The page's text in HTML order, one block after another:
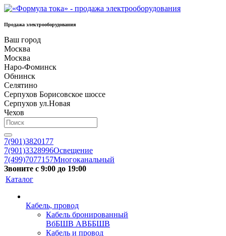
Продажа электрооборудования
Ваш город
Москва
Москва
Наро-Фоминск
Обнинск
Селятино
Серпухов Борисовское шоссе
Серпухов ул.Новая
Чехов
7(901)3820177
7(901)3328996Освещение
7(499)7077157Многоканальный
Звоните с 9:00 до 19:00
Каталог
Кабель, провод
Кабель бронированный
ВбБШВ АВББШВ
Кабель и провод